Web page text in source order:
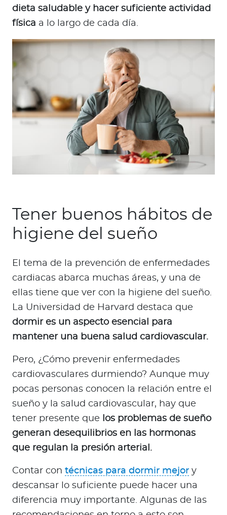
dieta saludable y hacer suficiente actividad
física a lo largo de cada día.
Tener buenos hábitos de
higiene del sueño
El tema de la prevención de enfermedades
cardiacas abarca muchas áreas, y una de
ellas tiene que ver con la higiene del sueño.
La Universidad de Harvard destaca que
dormir es un aspecto esencial para
mantener una buena salud cardiovascular.
Pero, ¿Cómo prevenir enfermedades
cardiovasculares durmiendo? Aunque muy
pocas personas conocen la relación entre el
sueño y la salud cardiovascular, hay que
tener presente que
los problemas de sueño
generan desequilibrios en las hormonas
que regulan la presión arterial.
Contar con técnicas para dormir mejor y
descansar lo suficiente puede hacer una
diferencia muy importante. Algunas de las